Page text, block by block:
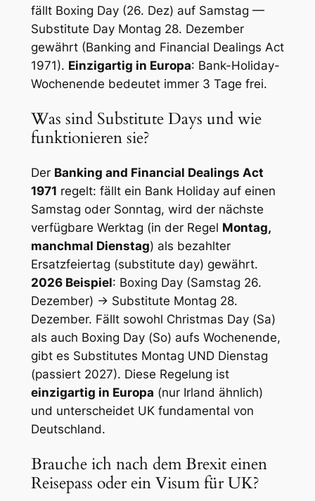
fällt Boxing Day (26. Dez) auf Samstag —
Substitute Day Montag 28. Dezember
gewährt (Banking and Financial Dealings Act
1971). Einzigartig in Europa: Bank-Holiday-
Wochenende bedeutet immer 3 Tage frei.
Was sind Substitute Days und wie
funktionieren sie?
Der Banking and Financial Dealings Act
1971 regelt: fällt ein Bank Holiday auf einen
Samstag oder Sonntag, wird der nächste
verfügbare Werktag (in der Regel Montag,
manchmal Dienstag) als bezahlter
Ersatzfeiertag (substitute day) gewährt.
2026 Beispiel: Boxing Day (Samstag 26.
Dezember) → Substitute Montag 28.
Dezember. Fällt sowohl Christmas Day (Sa)
als auch Boxing Day (So) aufs Wochenende,
gibt es Substitutes Montag UND Dienstag
(passiert 2027). Diese Regelung ist
einzigartig in Europa (nur Irland ähnlich)
und unterscheidet UK fundamental von
Deutschland.
Brauche ich nach dem Brexit einen
Reisepass oder ein Visum für UK?